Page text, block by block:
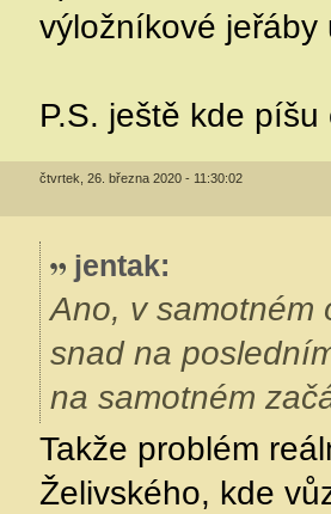
výložníkové
P.S. ještě kde
čtvrtek, 26. března 2020 - 11:30:02
jentak:
Ano, v samotném
snad na
na samotném
Takže problém
Želivského, kde